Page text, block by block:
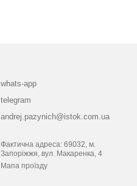
whats-app
telegram
andrej.pazynich@istok.com.ua
Фактична адреса: 69032, м.
Запоріжжя, вул. Макаренка, 4
Мапа проїзду